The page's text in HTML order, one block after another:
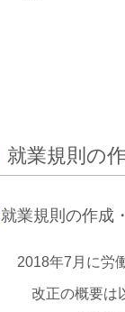
就業規則の
就業規則の作成
2018年7月に労
改正の概要は